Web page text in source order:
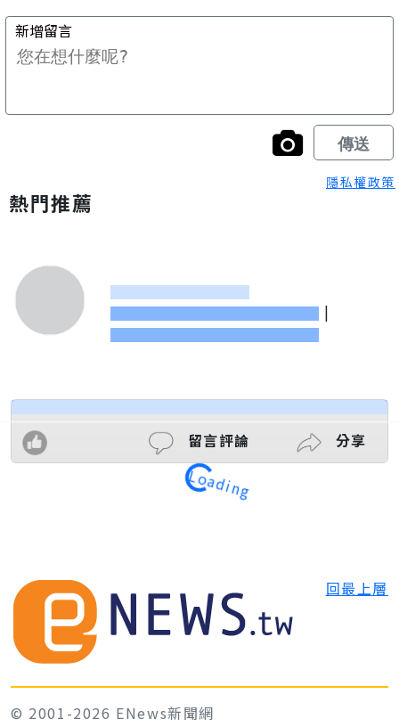
隱私權政策
熱門推薦
|
留言評論 分享
Loading
回最上層
© 2001-2026 ENews新聞網